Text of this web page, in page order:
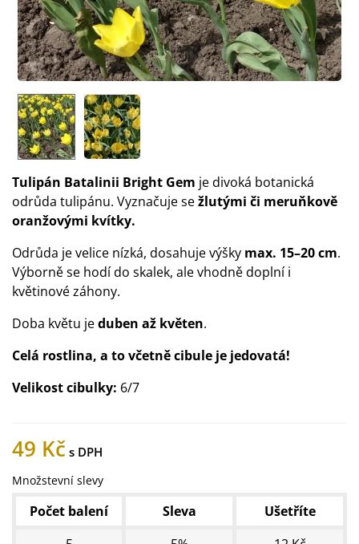
Tulipán Batalinii Bright Gem je divoká botanická
odrůda tulipánu. Vyznačuje sežlutými či meruňkově
oranžovými kvítky.
Odrůda je velice nízká, dosahuje výšky max. 15–20 cm.
Výborně se hodí do skalek, ale vhodně doplní i
květinové záhony.
Doba květu jeduben až květen.
Celá rostlina, a to včetně cibule je jedovatá!
Velikost cibulky: 6/7
49 Kč
Množstevní slevy
Počet balení Sleva
Ušetříte